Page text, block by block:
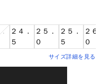
２４．
５
２５．
０
２５．
５
２６
０
サイズ詳細を見る